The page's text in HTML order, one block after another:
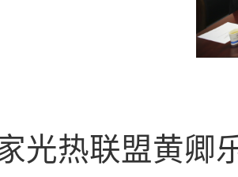
热联盟黄卿乐